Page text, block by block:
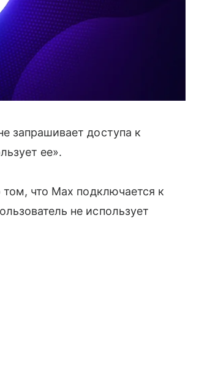
запрашивает доступа к
ее».
что Max подключается к
не использует